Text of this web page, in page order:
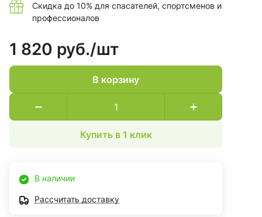
Скидка до 10% для спасателей, спортсменов и
профессионалов
1 820 руб./шт
В корзину
Купить в 1 клик
В наличии
Рассчитать доставку